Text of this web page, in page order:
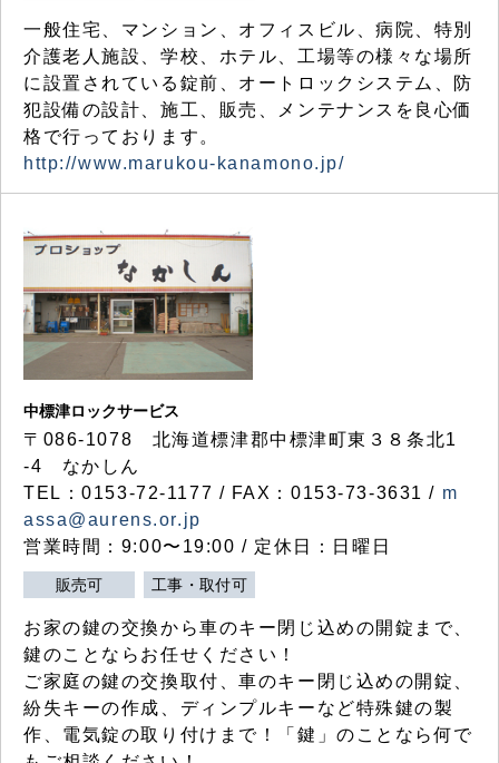
一般住宅、マンション、オフィスビル、病院、特別
介護老人施設、学校、ホテル、工場等の様々な場所
に設置されている錠前、オートロックシステム、防
犯設備の設計、施工、販売、メンテナンスを良心価
格で行っております。
http://www.marukou-kanamono.jp/
中標津ロックサービス
〒086-1078 北海道標津郡中標津町東３８条北1
-4 なかしん
TEL：0153-72-1177 / FAX：0153-73-3631 / m
assa@aurens.or.jp
営業時間：9:00〜19:00 / 定休日：日曜日
販売可 工事・取付可
お家の鍵の交換から車のキー閉じ込めの開錠まで、
鍵のことならお任せください！
ご家庭の鍵の交換取付、車のキー閉じ込めの開錠、
紛失キーの作成、ディンプルキーなど特殊鍵の製
作、電気錠の取り付けまで！「鍵」のことなら何で